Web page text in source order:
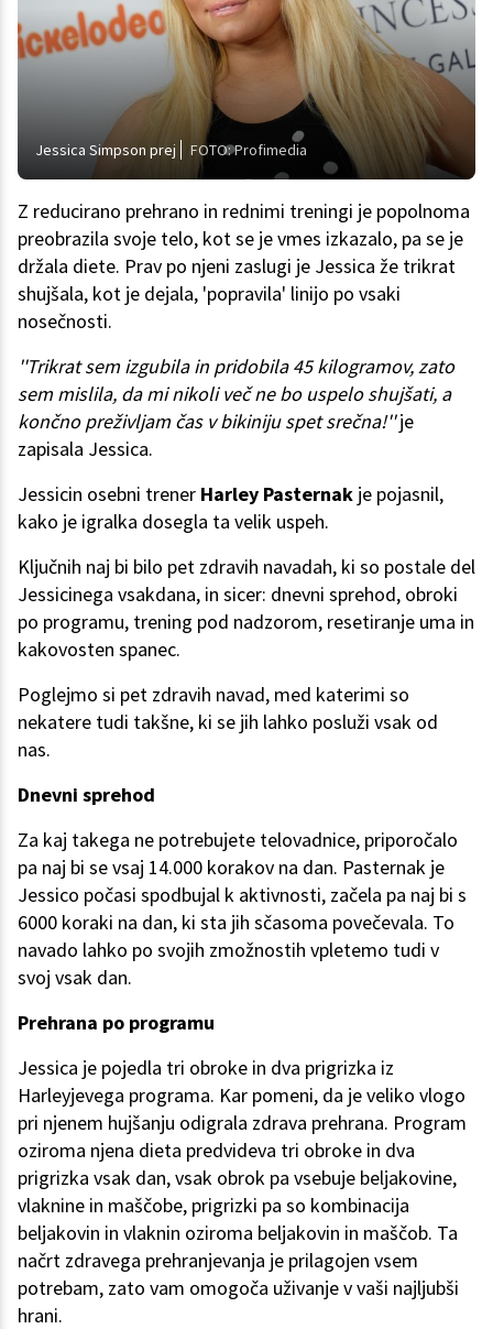
Jessica Simpson prej FOTO: Profimedia
Z reducirano prehrano in rednimi treningi je popolnoma
preobrazila svoje telo, kot se je vmes izkazalo, pa se je
držala diete. Prav po njeni zaslugi je Jessica že trikrat
shujšala, kot je dejala, 'popravila' linijo po vsaki
nosečnosti.
''Trikrat sem izgubila in pridobila 45 kilogramov, zato
sem mislila, da mi nikoli več ne bo uspelo shujšati, a
končno preživljam čas v bikiniju spet srečna!''je
zapisala Jessica.
Jessicin osebni trener Harley Pasternak je pojasnil,
kako je igralka dosegla ta velik uspeh.
Ključnih naj bi bilo pet zdravih navadah, ki so postale del
Jessicinega vsakdana, in sicer: dnevni sprehod, obroki
po programu, trening pod nadzorom, resetiranje uma in
kakovosten spanec.
Poglejmo si pet zdravih navad, med katerimi so
nekatere tudi takšne, ki se jih lahko posluži vsak od
nas.
Dnevni sprehod
Za kaj takega ne potrebujete telovadnice, priporočalo
pa naj bi se vsaj 14.000 korakov na dan. Pasternak je
Jessico počasi spodbujal k aktivnosti, začela pa naj bi s
6000 koraki na dan, ki sta jih sčasoma povečevala. To
navado lahko po svojih zmožnostih vpletemo tudi v
svoj vsak dan.
Prehrana po programu
Jessica je pojedla tri obroke in dva prigrizka iz
Harleyjevega programa. Kar pomeni, da je veliko vlogo
pri njenem hujšanju odigrala zdrava prehrana. Program
oziroma njena dieta predvideva tri obroke in dva
prigrizka vsak dan, vsak obrok pa vsebuje beljakovine,
vlaknine in maščobe, prigrizki pa so kombinacija
beljakovin in vlaknin oziroma beljakovin in maščob. Ta
načrt zdravega prehranjevanja je prilagojen vsem
potrebam, zato vam omogoča uživanje v vaši najljubši
hrani.